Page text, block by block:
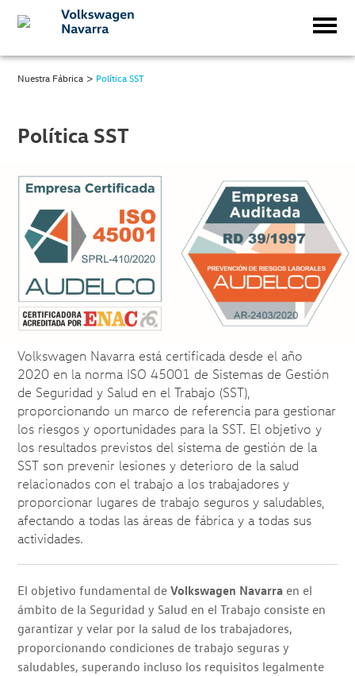
Nuestra Fábrica > Política SST
Política SST
Volkswagen Navarra está certificada desde el año
2020 en la norma ISO 45001 de Sistemas de Gestión
de Seguridad y Salud en el Trabajo (SST),
proporcionando un marco de referencia para gestionar
los riesgos y oportunidades para la SST. El objetivo y
los resultados previstos del sistema de gestión de la
SST son prevenir lesiones y deterioro de la salud
relacionados con el trabajo a los trabajadores y
proporcionar lugares de trabajo seguros y saludables,
afectando a todas las áreas de fábrica y a todas sus
actividades.
El objetivo fundamental deVolkswagen Navarra en el
ámbito de la Seguridad y Salud en el Trabajo consiste en
garantizar y velar por la salud de los trabajadores,
proporcionando condiciones de trabajo seguras y
saludables, superando incluso los requisitos legalmente